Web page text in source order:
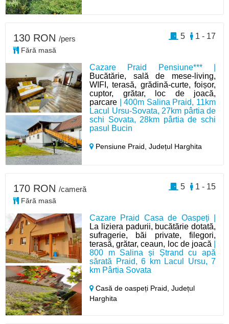
Cazare Praid Pensiune*** |
Bucătărie, sală de mese-living,
WIFI, terasă, grădină-curte, foișor,
cuptor, grătar, loc de joacă,
parcare | 400m Salina Praid, 11km
Lacul Ursu-Sovata, 27km pârtia de
schi Sovata, 28km pârtia de schi
pasul Bucin
Pensiune Praid,Județul Harghita
130 RON /pers
Fără masă
1 - 17
5
Cazare Praid Casa de Oaspeți |
La liziera padurii, bucătărie dotată,
sufragerie, băi private, filegori,
terasă, grătar, ceaun, loc de joacă
800 m Salina și Ștrand cu apă
sărată Praid, 6 km Lacul Ursu, 7
km Pârtia Sovata
Casă de oaspeți Praid,Județul
Harghita
170 RON /cameră
Fără masă
1 - 15
5